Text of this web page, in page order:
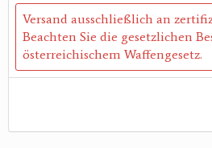
Versand ausschließlich an
Beachten Sie die gesetzlichen
österreichischem Waffengesetz.